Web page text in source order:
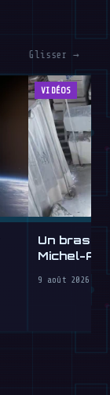
Glisser →
VIDÉOS
Un bras
Michel-
9 août 2026